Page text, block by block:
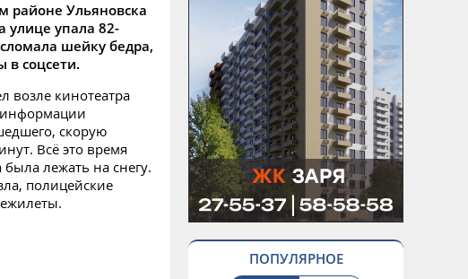
районе Ульяновска
улице упала 82-
шейку бедра,
в соцсети.
возле кинотеатра
скорую
Всё это время
лежать на снегу.
полицейские
ПОПУЛЯРНОЕ